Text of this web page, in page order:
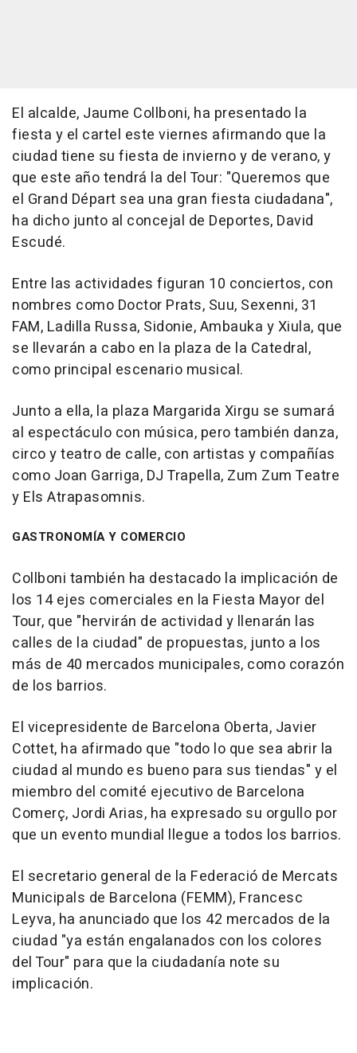
El alcalde, Jaume Collboni, ha presentado la
fiesta y el cartel este viernes afirmando que la
ciudad tiene su fiesta de invierno y de verano, y
que este año tendrá la del Tour: "Queremos que
el Grand Départ sea una gran fiesta ciudadana",
ha dicho junto al concejal de Deportes, David
Escudé.
Entre las actividades figuran 10 conciertos, con
nombres como Doctor Prats, Suu, Sexenni, 31
FAM, Ladilla Russa, Sidonie, Ambauka y Xiula, que
se llevarán a cabo en la plaza de la Catedral,
como principal escenario musical.
Junto a ella, la plaza Margarida Xirgu se sumará
al espectáculo con música, pero también danza,
circo y teatro de calle, con artistas y compañías
como Joan Garriga, DJ Trapella, Zum Zum Teatre
y Els Atrapasomnis.
GASTRONOMÍA Y COMERCIO
Collboni también ha destacado la implicación de
los 14 ejes comerciales en la Fiesta Mayor del
Tour, que "hervirán de actividad y llenarán las
calles de la ciudad" de propuestas, junto a los
más de 40 mercados municipales, como corazón
de los barrios.
El vicepresidente de Barcelona Oberta, Javier
Cottet, ha afirmado que "todo lo que sea abrir la
ciudad al mundo es bueno para sus tiendas" y el
miembro del comité ejecutivo de Barcelona
Comerç, Jordi Arias, ha expresado su orgullo por
que un evento mundial llegue a todos los barrios.
El secretario general de la Federació de Mercats
Municipals de Barcelona (FEMM), Francesc
Leyva, ha anunciado que los 42 mercados de la
ciudad "ya están engalanados con los colores
del Tour" para que la ciudadanía note su
implicación.